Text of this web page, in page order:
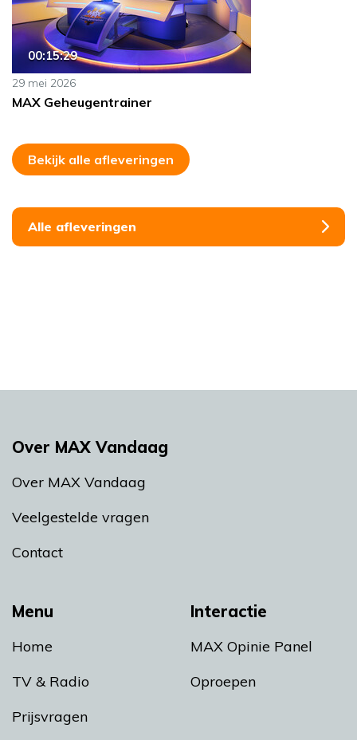
00:15:29
29 mei 2026
MAX Geheugentrainer
Bekijk alle afleveringen
Alle afleveringen
Menu
Home
TV & Radio
Prijsvragen
Interactie
MAX Opinie Panel
Oproepen
Over MAX Vandaag
Over MAX Vandaag
Veelgestelde vragen
Contact